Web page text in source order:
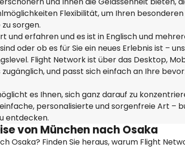
Flexibilität, um Ihren
sorgen.
und erfahren und es ist in Englisch und
oder ob es für Sie ein neues Erlebnis ist –
Flight Network ist über das Desktop,
und passt sich einfach an Ihre
es Ihnen, sich ganz darauf zu
personalisierte und sorgenfreie Art –
entdecken.
von München nach Osaka
Osaka? Finden Sie heraus, warum Flight